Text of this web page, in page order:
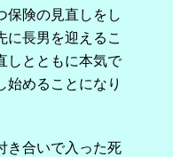
保険の見直しをし
に長男を迎えるこ
しとともに本気で
始めることになり
き合いで入った死